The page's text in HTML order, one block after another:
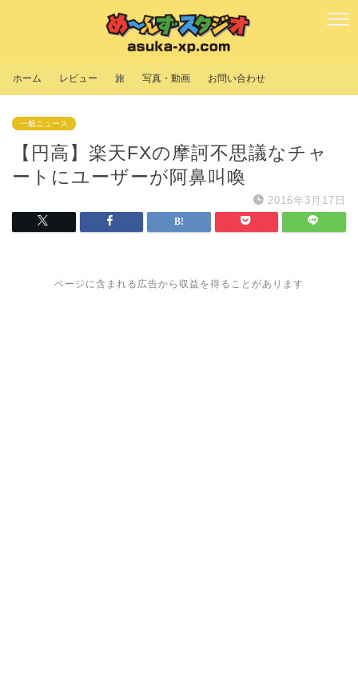
ホーム レビュー 旅 写真・動画 お問い合わせ
一般ニュース
【円高】楽天FXの摩訶不思議なチャ
ートにユーザーが阿鼻叫喚
2016年3月17日
ページに含まれる広告から収益を得ることがあります